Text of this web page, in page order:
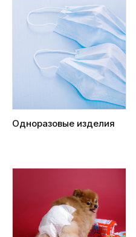
Одноразовые изделия